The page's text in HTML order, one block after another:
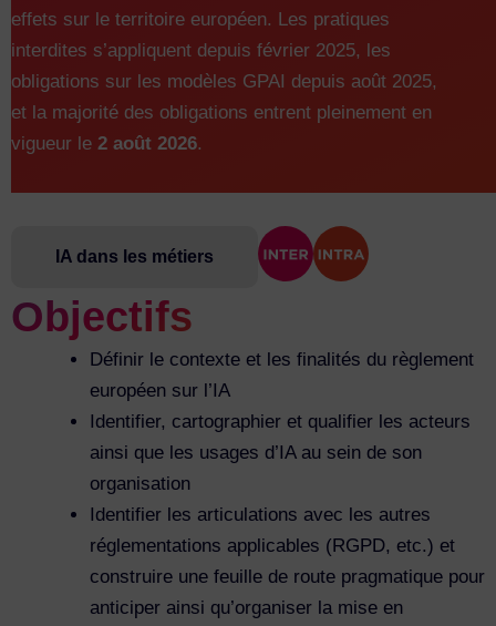
effets sur le territoire européen. Les pratiques
interdites s’appliquent depuis février 2025, les
obligations sur les modèles GPAI depuis août 2025,
et la majorité des obligations entrent pleinement en
vigueur le 2 août 2026.
IA dans les métiers
Objectifs
Définir le contexte et les finalités du règlement
européen sur l’IA
Identifier, cartographier et qualifier les acteurs
ainsi que les usages d’IA au sein de son
organisation
Identifier les articulations avec les autres
réglementations applicables (RGPD, etc.) et
construire une feuille de route pragmatique pour
anticiper ainsi qu’organiser la mise en